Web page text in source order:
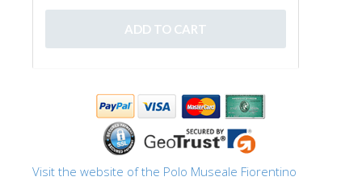
FRANÇAIS
ESPAÑOL
Visit the website of the Polo Museale Fiorentino